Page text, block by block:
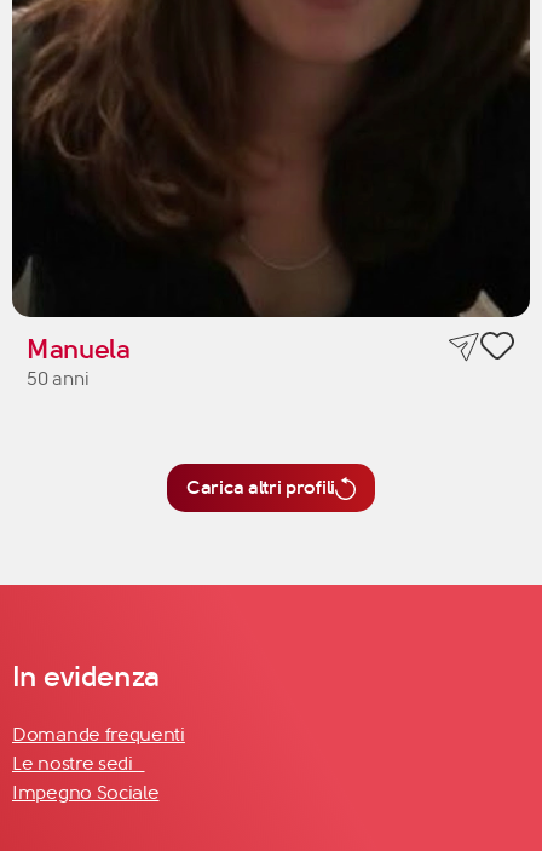
Manuela
50 anni
Carica altri profili
In evidenza
Domande frequenti
Le nostre sedi
Impegno Sociale